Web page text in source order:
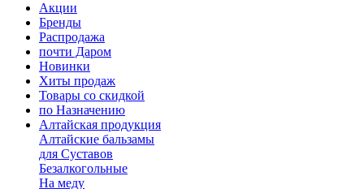
Акции
Бренды
Распродажа
почти Даром
Новинки
Хиты продаж
Товары со скидкой
по Назначению
Алтайская продукция
Алтайские бальзамы
для Суставов
Безалкогольные
На меду